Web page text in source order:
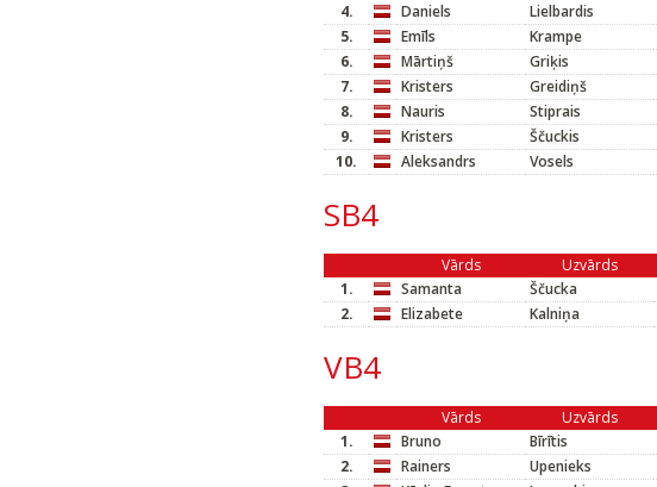
4.
Daniels Lielbardis
5.
Emīls Krampe
6.
Mārtiņš Griķis
7.
Kristers Greidiņš
8.
Nauris Stiprais
9.
Kristers Ščuckis
10.
Aleksandrs Vosels
SB4
Vārds Uzvārds
1.
Samanta Ščucka
2.
Elizabete Kalniņa
VB4
Vārds Uzvārds
1.
Bruno Bīrītis
2.
Rainers Upenieks